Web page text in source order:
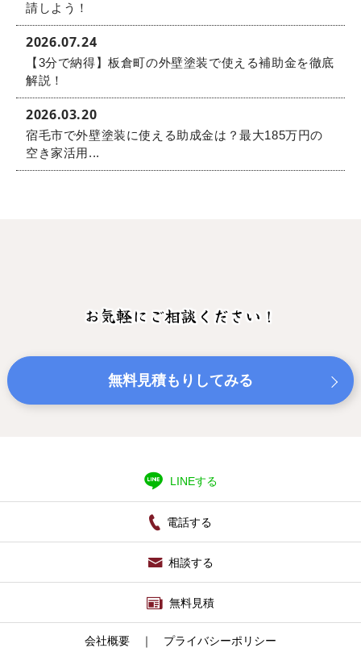
請しよう！
2026.07.24
【3分で納得】板倉町の外壁塗装で使える補助金を徹底
解説！
2026.03.20
宿毛市で外壁塗装に使える助成金は？最大185万円の
空き家活用...
お気軽にご相談ください！
無料見積もりしてみる
LINEする
電話する
相談する
無料見積
会社概要 ｜ プライバシーポリシー